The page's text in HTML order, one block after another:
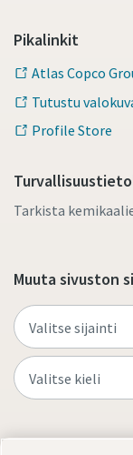
Pikalinkit
Atlas Copco
Tutustu
Profile Store
Tarkista
Muuta sivuston